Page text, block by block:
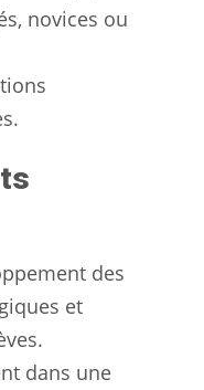
novices ou
des
et
dans une